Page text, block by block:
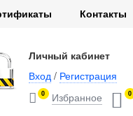
Контакты
Личный кабинет
Вход / Регистрация
0 0